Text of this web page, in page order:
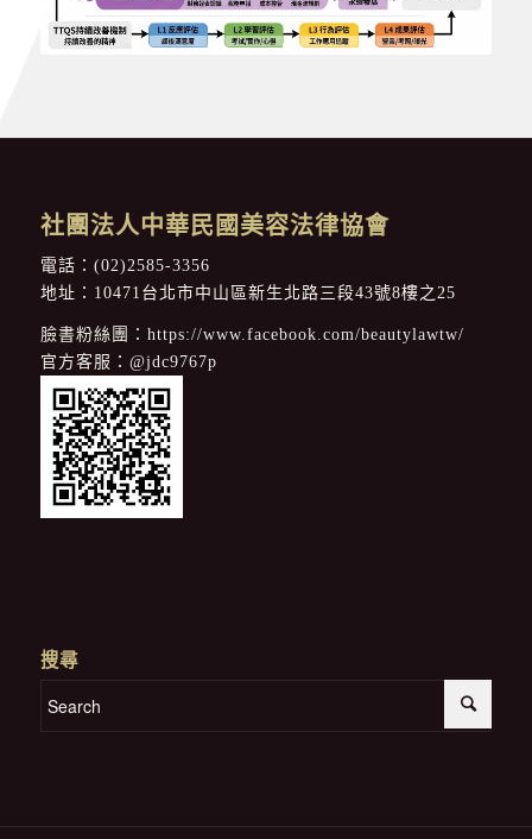
社團法人中華民國美容法律協會
電話： (02)2585-3356
地址：10471台北市中山區新生北路三段43號8樓之25
臉書粉絲團： https://www.facebook.com/beautylawtw/
官方客服： @jdc9767p
搜尋